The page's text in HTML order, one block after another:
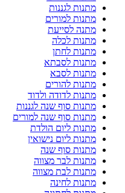
מתנות לגננות
מתנות למורים
מתנה לסייעת
מתנות לכלה
מתנות לחתן
מתנות לסבתא
מתנות לסבא
מתנות להורים
מתנות לדודה ולדוד
מתנות סוף שנה לגננות
מתנות סוף שנה למורים
מתנות ליום הולדת
מתנות ליום נישואין
מתנות סוף שנה
מתנות לבר מצווה
מתנות לבת מצווה
מתנות לחינה